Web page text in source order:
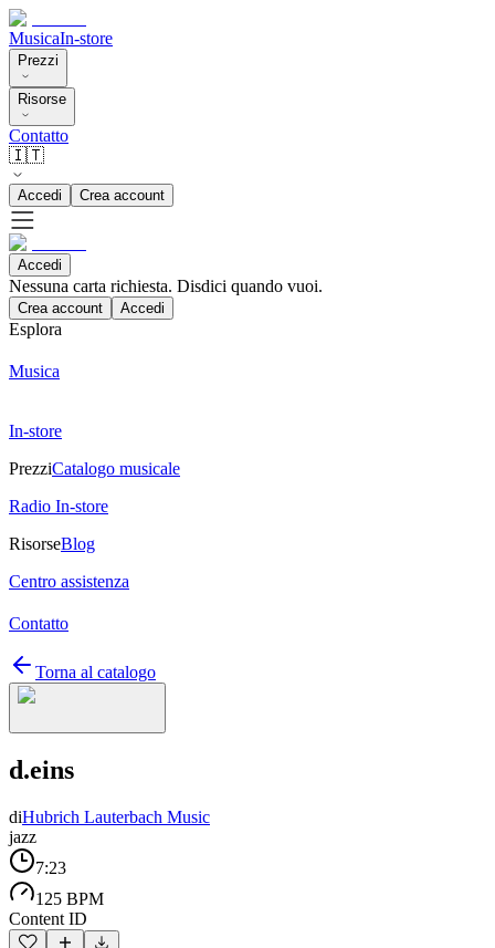
MusicaIn-store
Prezzi
Risorse
Contatto
🇮🇹
Accedi Crea account
Accedi
Nessuna carta richiesta. Disdici quando vuoi.
Crea account Accedi
Esplora
Musica
In-store
PrezziCatalogo musicale
Radio In-store
RisorseBlog
Centro assistenza
Contatto
Torna al catalogo
d.eins
diHubrich Lauterbach Music
jazz
7:23
125 BPM
Content ID